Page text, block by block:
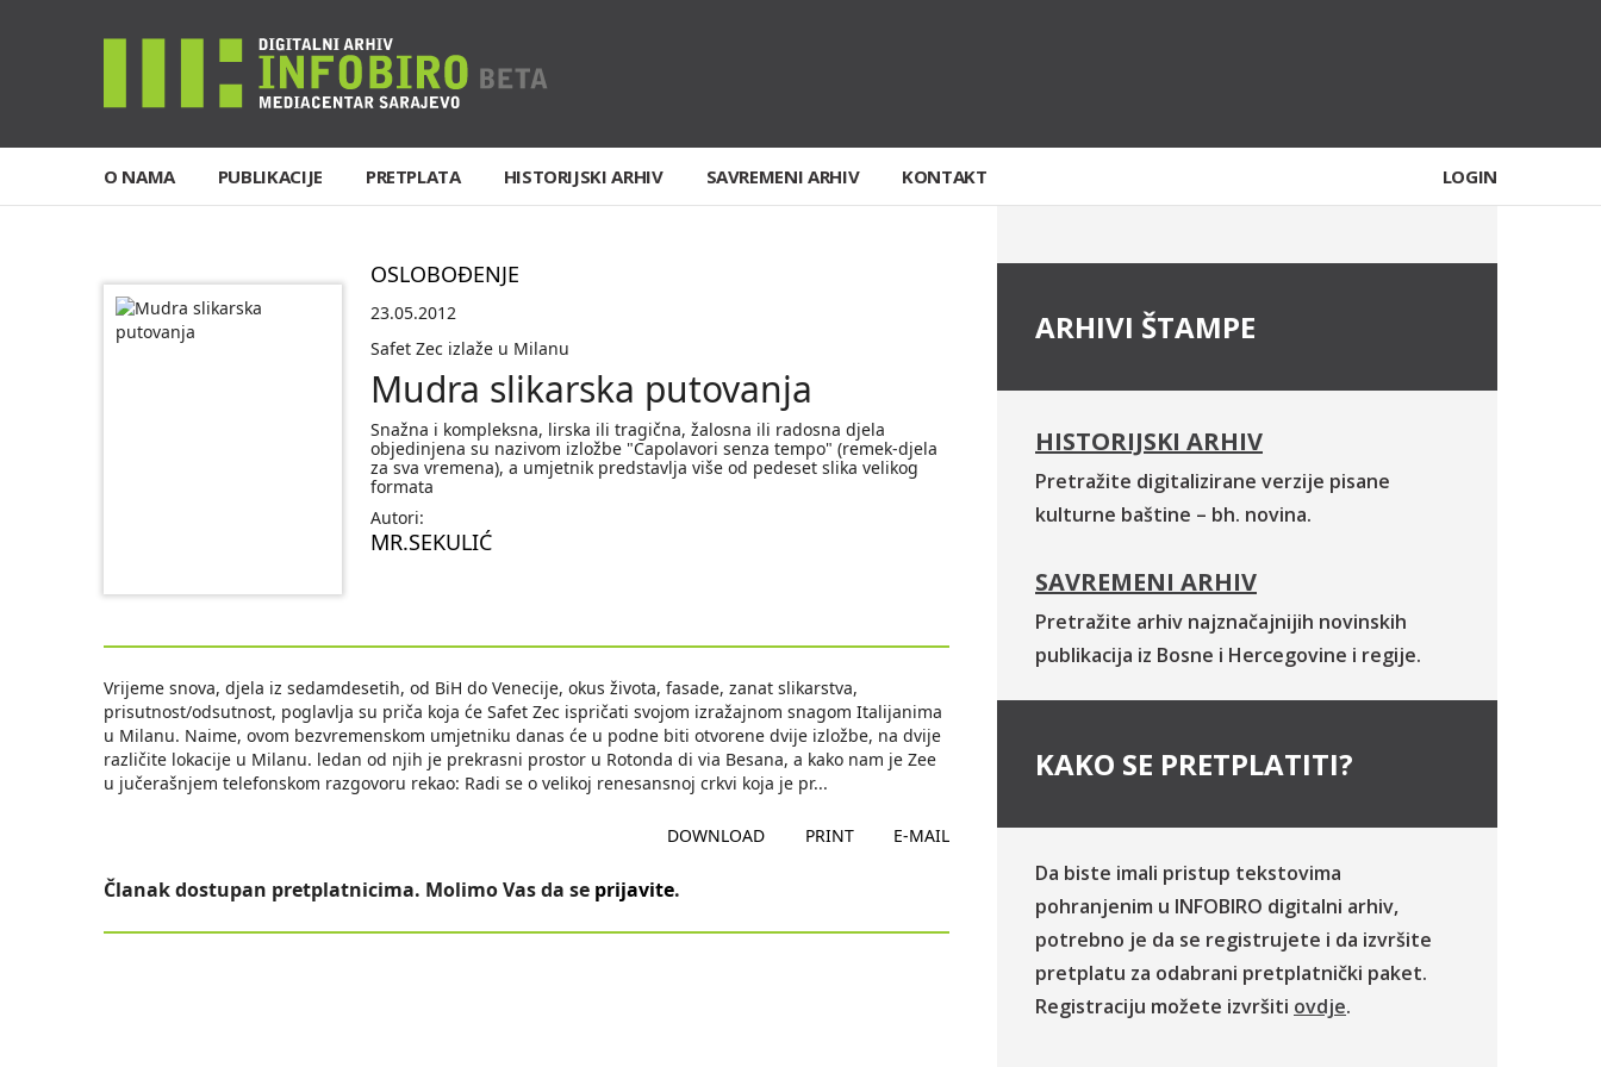
O NAMA PUBLIKACIJE PRETPLATA HISTORIJSKI ARHIV SAVREMENI ARHIV KONTAKT LOGIN
OSLOBOĐENJE
23.05.2012
Safet Zec izlaže u Milanu
Mudra slikarska putovanja
Snažna i kompleksna, lirska ili tragična, žalosna ili radosna djela
objedinjena su nazivom izložbe "Capolavori senza tempo" (remek-djela
za sva vremena), a umjetnik predstavlja više od pedeset slika velikog
formata
Autori:
MR.SEKULIĆ
Vrijeme snova, djela iz sedamdesetih, od BiH do Venecije, okus života, fasade, zanat slikarstva,
prisutnost/odsutnost, poglavlja su priča koja će Safet Zec ispričati svojom izražajnom snagom Italijanima
u Milanu. Naime, ovom bezvremenskom umjetniku danas će u podne biti otvorene dvije izložbe, na dvije
različite lokacije u Milanu. ledan od njih je prekrasni prostor u Rotonda di via Besana, a kako nam je Zee
u jučerašnjem telefonskom razgovoru rekao: Radi se o velikoj renesansnoj crkvi koja je pr...
DOWNLOAD PRINT E-MAIL
Članak dostupan pretplatnicima. Molimo Vas da se prijavite.
ARHIVI ŠTAMPE
HISTORIJSKI ARHIV
Pretražite digitalizirane verzije pisane
kulturne baštine – bh. novina.
SAVREMENI ARHIV
Pretražite arhiv najznačajnijih novinskih
publikacija iz Bosne i Hercegovine i regije.
KAKO SE PRETPLATITI?
Da biste imali pristup tekstovima
pohranjenim u INFOBIRO digitalni arhiv,
potrebno je da se registrujete i da izvršite
pretplatu za odabrani pretplatnički paket.
Registraciju možete izvršiti ovdje.